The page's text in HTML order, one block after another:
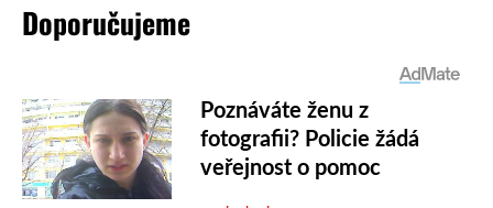
Doporučujeme